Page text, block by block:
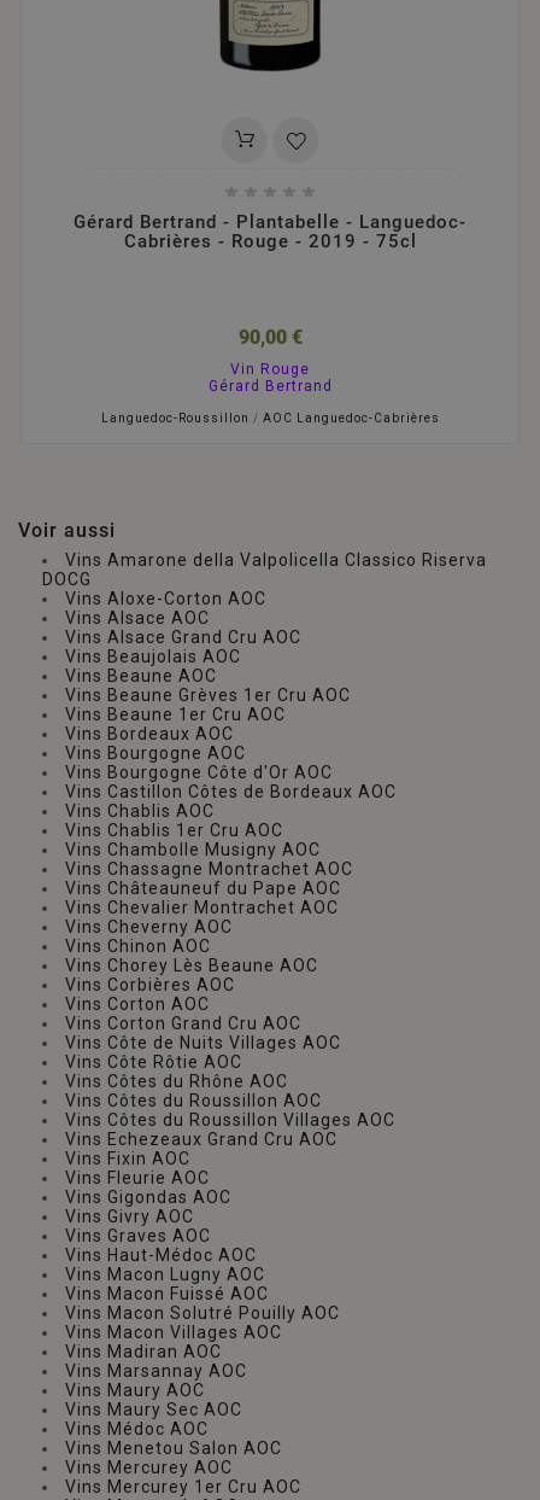
    
Gérard Bertrand - Plantabelle - Languedoc-
Cabrières - Rouge - 2019 - 75cl
90,00 €
Vin Rouge
Gérard Bertrand
Languedoc-Roussillon / AOC Languedoc-Cabrières
Voir aussi
Vins Amarone della Valpolicella Classico Riserva
DOCG
Vins Aloxe-Corton AOC
Vins Alsace AOC
Vins Alsace Grand Cru AOC
Vins Beaujolais AOC
Vins Beaune AOC
Vins Beaune Grèves 1er Cru AOC
Vins Beaune 1er Cru AOC
Vins Bordeaux AOC
Vins Bourgogne AOC
Vins Bourgogne Côte d'Or AOC
Vins Castillon Côtes de Bordeaux AOC
Vins Chablis AOC
Vins Chablis 1er Cru AOC
Vins Chambolle Musigny AOC
Vins Chassagne Montrachet AOC
Vins Châteauneuf du Pape AOC
Vins Chevalier Montrachet AOC
Vins Cheverny AOC
Vins Chinon AOC
Vins Chorey Lès Beaune AOC
Vins Corbières AOC
Vins Corton AOC
Vins Corton Grand Cru AOC
Vins Côte de Nuits Villages AOC
Vins Côte Rôtie AOC
Vins Côtes du Rhône AOC
Vins Côtes du Roussillon AOC
Vins Côtes du Roussillon Villages AOC
Vins Echezeaux Grand Cru AOC
Vins Fixin AOC
Vins Fleurie AOC
Vins Gigondas AOC
Vins Givry AOC
Vins Graves AOC
Vins Haut-Médoc AOC
Vins Macon Lugny AOC
Vins Macon Fuissé AOC
Vins Macon Solutré Pouilly AOC
Vins Macon Villages AOC
Vins Madiran AOC
Vins Marsannay AOC
Vins Maury AOC
Vins Maury Sec AOC
Vins Médoc AOC
Vins Menetou Salon AOC
Vins Mercurey AOC
Vins Mercurey 1er Cru AOC